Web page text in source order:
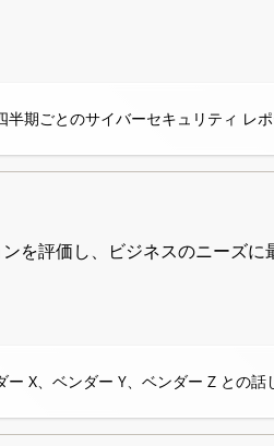
期ごとのサイバーセキュリティ レ
を評価し、ビジネスのニーズに
X、ベンダー Y、ベンダー Z との話